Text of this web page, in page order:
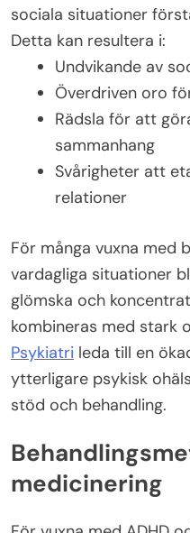
sociala situationer
Detta kan resultera i:
Undvikande av
Överdriven oro
Rädsla för att
sammanhang
Svårigheter att
relationer
För många vuxna med
vardagliga situationer
glömska och
kombineras med stark
Psykiatri leda till en
ytterligare psykisk
stöd och behandling.
medicinering